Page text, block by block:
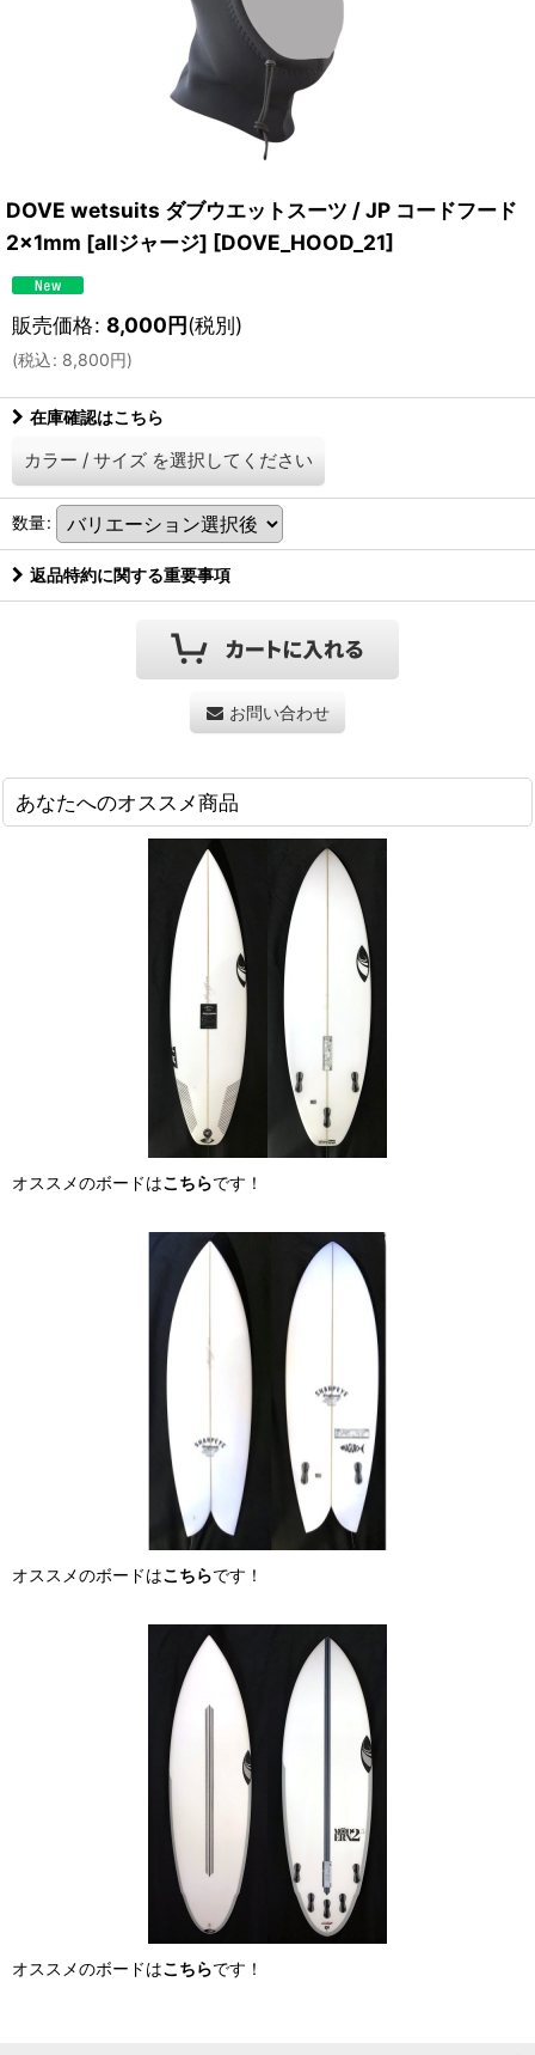
DOVE wetsuits ダブウエットスーツ / JP コードフード
2×1mm [allジャージ] [DOVE_HOOD_21]
販売価格: 8,000円(税別)
(税込: 8,800円)
在庫確認はこちら
カラー / サイズ を選択してください
数量:
返品特約に関する重要事項
お問い合わせ
あなたへのオススメ商品
オススメのボードはこちらです！
オススメのボードはこちらです！
オススメのボードはこちらです！